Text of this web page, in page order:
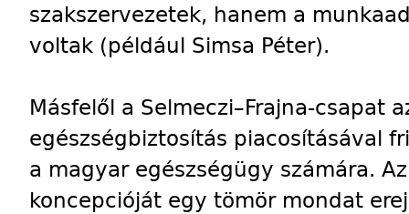
szakszervezetek, hanem a
voltak (például Simsa Péter).
Másfelől a Selmeczi–Frajna-csapat
egészségbiztosítás piacosításával
a magyar egészségügy számára.
koncepcióját egy tömör mondat